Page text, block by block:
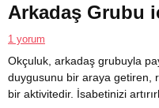
Arkadaş Grubu
1 yorum
Okçuluk, arkadaş grubuyla
duygusunu bir araya getiren,
bir aktivitedir. İsabetinizi